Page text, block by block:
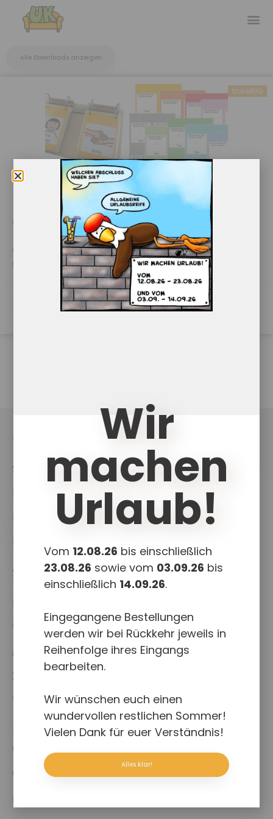
Alle Downloads anzeigen
thinkBIG
Vorlage Symbolkarten
Vorlage für die Erstellung von Symbolkarten für das
Symbol-Klapp-Buch.
PowerPoint Download
Shop
Shop
Warenkorb
Allgemeine Geschäftsbedingungen
Zahlungsweisen
Versand & Lieferung
Rechtliches
Widerruf für digitale Inhalte
Widerruf
Wir
machen
Urlaub!
Vom 12.08.26 bis einschließlich
23.08.26 sowie vom 03.09.26 bis
einschließlich 14.09.26.
Eingegangene Bestellungen
werden wir bei Rückkehr jeweils in
Reihenfolge ihres Eingangs
bearbeiten.
Wir wünschen euch einen
wundervollen restlichen Sommer!
Vielen Dank für euer Verständnis!
Alles klar!